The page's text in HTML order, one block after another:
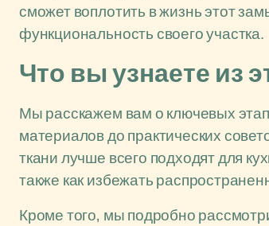
сможет воплотить в жизнь этот
функциональность своего участка.
Что вы узнаете из
Мы расскажем вам о ключевых
материалов до практических
ткани лучше всего подходят для
также как избежать
Кроме того, мы подробно